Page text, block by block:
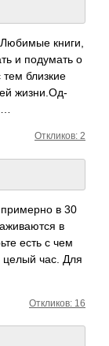
книги,
и поду­мать о
близкие
жизн­и.Од­
Откликов: 2
в 30
в
есть с чем
целый час. Для
Откликов: 16